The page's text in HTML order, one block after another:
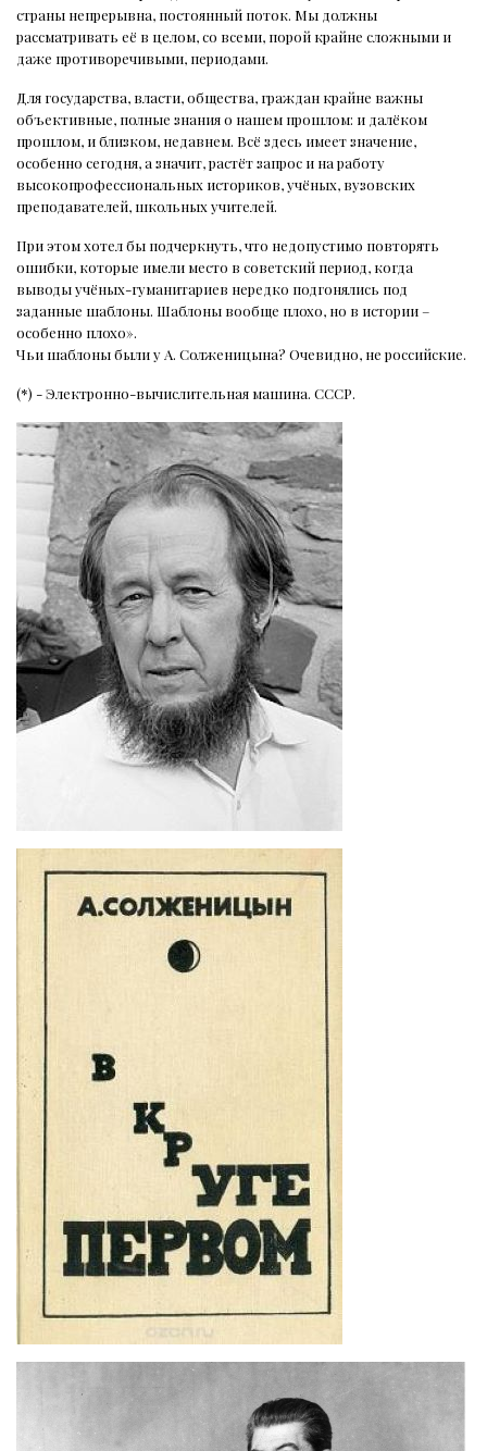
страны непрерывна, постоянный поток. Мы должны
рассматривать её в целом, со всеми, порой крайне сложными и
даже противоречивыми, периодами.
Для государства, власти, общества, граждан крайне важны
объективные, полные знания о нашем прошлом: и далёком
прошлом, и близком, недавнем. Всё здесь имеет значение,
особенно сегодня, а значит, растёт запрос и на работу
высокопрофессиональных историков, учёных, вузовских
преподавателей, школьных учителей.
При этом хотел бы подчеркнуть, что недопустимо повторять
ошибки, которые имели место в советский период, когда
выводы учёных-гуманитариев нередко подгонялись под
заданные шаблоны. Шаблоны вообще плохо, но в истории –
особенно плохо».
Чьи шаблоны были у А. Солженицына? Очевидно, не российские.
(*) - Электронно-вычислительная машина. СССР.